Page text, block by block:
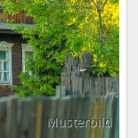
Musterbild